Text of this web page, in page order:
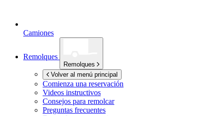
Camiones
Remolques
Remolques
Volver al menú principal
Comienza una reservación
Videos instructivos
Consejos para remolcar
Preguntas frecuentes